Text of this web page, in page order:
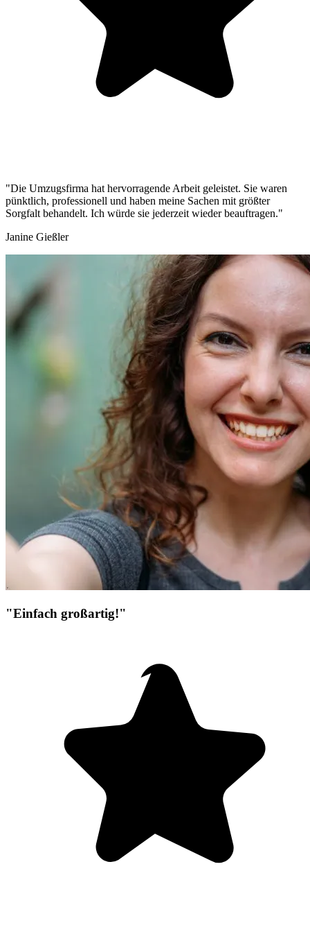
"Die Umzugsfirma hat hervorragende Arbeit geleistet. Sie waren
pünktlich, professionell und haben meine Sachen mit größter
Sorgfalt behandelt. Ich würde sie jederzeit wieder beauftragen."
Janine Gießler
"Einfach großartig!"